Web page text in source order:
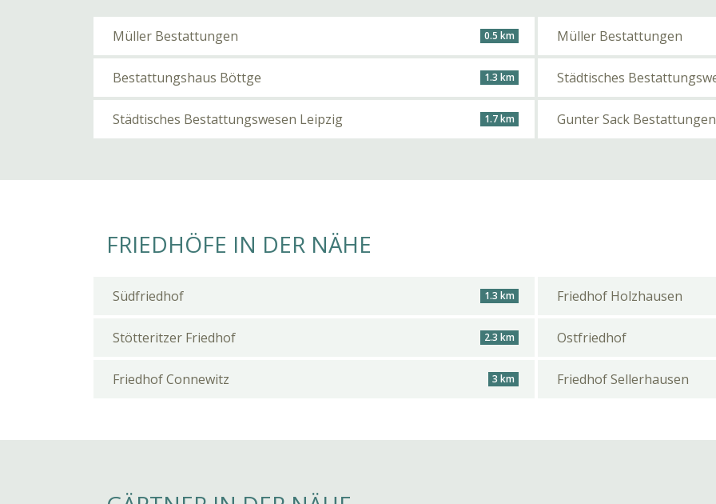
Müller Bestattungen 0.5 km Müller Bestattungen
Bestattungshaus Böttge 1.3 km Städtisches
Städtisches Bestattungswesen Leipzig 1.7 km Gunter Sack Bestattungen
FRIEDHÖFE IN DER NÄHE
Südfriedhof 1.3 km Friedhof Holzhausen
Stötteritzer Friedhof 2.3 km Ostfriedhof
Friedhof Connewitz 3 km Friedhof Sellerhausen